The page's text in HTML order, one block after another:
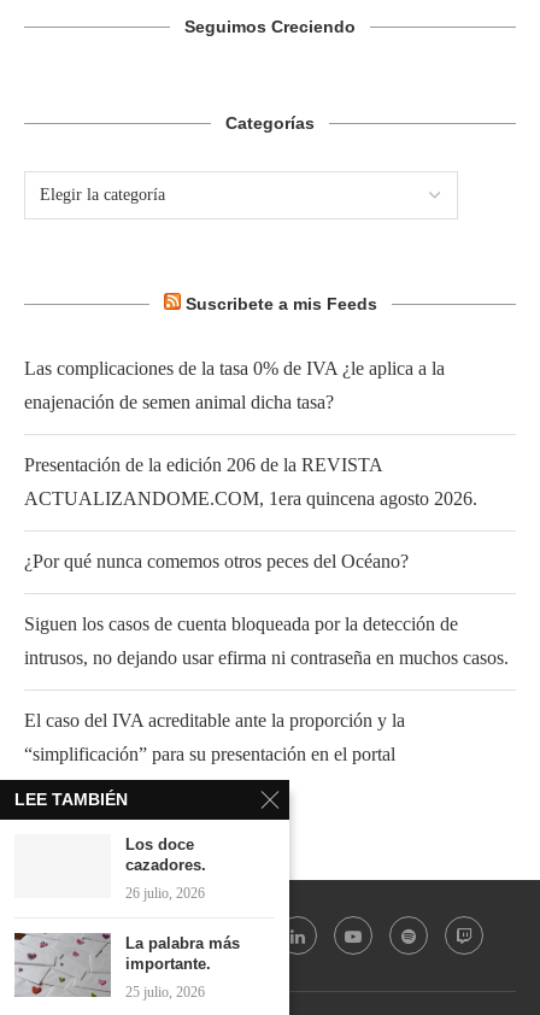
Seguimos Creciendo
Categorías
Suscribete a mis Feeds
Las complicaciones de la tasa 0% de IVA ¿le aplica a la
enajenación de semen animal dicha tasa?
Presentación de la edición 206 de la REVISTA
ACTUALIZANDOME.COM, 1era quincena agosto 2026.
¿Por qué nunca comemos otros peces del Océano?
Siguen los casos de cuenta bloqueada por la detección de
intrusos, no dejando usar efirma ni contraseña en muchos casos.
El caso del IVA acreditable ante la proporción y la
“simplificación” para su presentación en el portal
LEE TAMBIÉN
Los doce
cazadores.
26 julio, 2026
La palabra más
importante.
25 julio, 2026